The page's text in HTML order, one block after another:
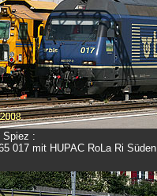
Spiez :
017 mit HUPAC RoLa Ri Süden